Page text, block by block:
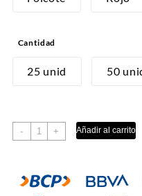
Cantidad
25 unid 50
-
CAJA
CHOCOTEJA
+ Añadir al carrito